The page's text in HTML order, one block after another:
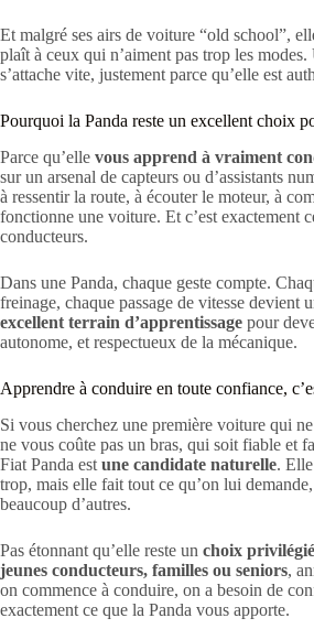
Et malgré ses airs de voiture “old school”,
plaît à ceux qui n’aiment pas trop les
s’attache vite, justement parce qu’elle est
Pourquoi la Panda reste un excellent choix
Parce qu’elle vous apprend à vraiment
sur un arsenal de capteurs ou d’assistants
à ressentir la route, à écouter le moteur, à
fonctionne une voiture. Et c’est exactement
conducteurs.
Dans une Panda, chaque geste compte.
freinage, chaque passage de vitesse devient
excellent terrain d’apprentissage pour
autonome, et respectueux de la mécanique.
Apprendre à conduire en toute confiance,
Si vous cherchez une première voiture qui
ne vous coûte pas un bras, qui soit fiable et
Fiat Panda est une candidate naturelle.
trop, mais elle fait tout ce qu’on lui
beaucoup d’autres.
Pas étonnant qu’elle reste un choix
jeunes conducteurs, familles ou seniors,
on commence à conduire, on a besoin de
exactement ce que la Panda vous apporte.